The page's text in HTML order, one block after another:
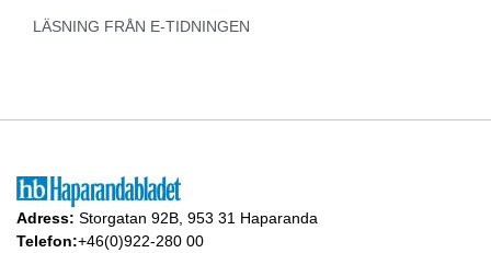
LÄSNING FRÅN E-TIDNINGEN
Adress: Storgatan 92B, 953 31 Haparanda
Telefon:+46(0)922-280 00